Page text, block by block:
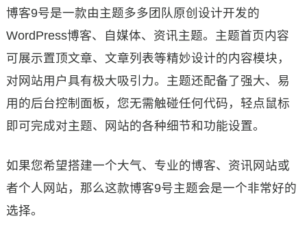
博客9号是一款由主题多多团队原创设计开发的
WordPress博客、自媒体、资讯主题。主题首页内容
可展示置顶文章、文章列表等精妙设计的内容模块，
对网站用户具有极大吸引力。主题还配备了强大、易
用的后台控制面板，您无需触碰任何代码，轻点鼠标
即可完成对主题、网站的各种细节和功能设置。
如果您希望搭建一个大气、专业的博客、资讯网站或
者个人网站，那么这款博客9号主题会是一个非常好的
选择。